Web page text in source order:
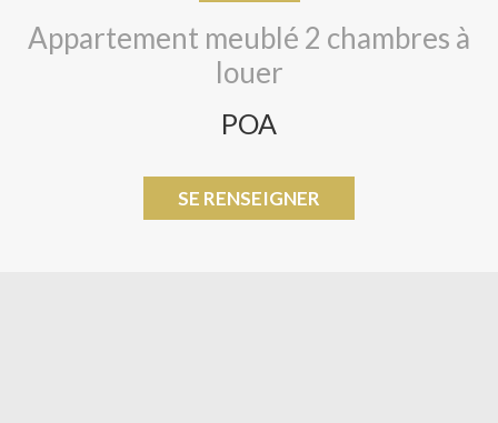
Appartement meublé 2 chambres à
louer
POA
SE RENSEIGNER